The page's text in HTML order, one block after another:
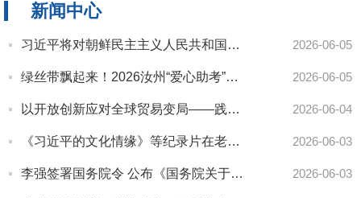
新闻中心
习近平将对朝鲜民主主义人民共和国进行国事访问 2026-06-05
绿丝带飘起来！2026汝州“爱心助考”今日启动，为高考学子护航 2026-06-05
以开放创新应对全球贸易变局——践行习近平经济思想推动贸易强国建设迈出新步伐 2026-06-04
《习近平的文化情缘》等纪录片在老挝启播 2026-06-03
李强签署国务院令 公布《国务院关于对外投资的规定》 2026-06-03